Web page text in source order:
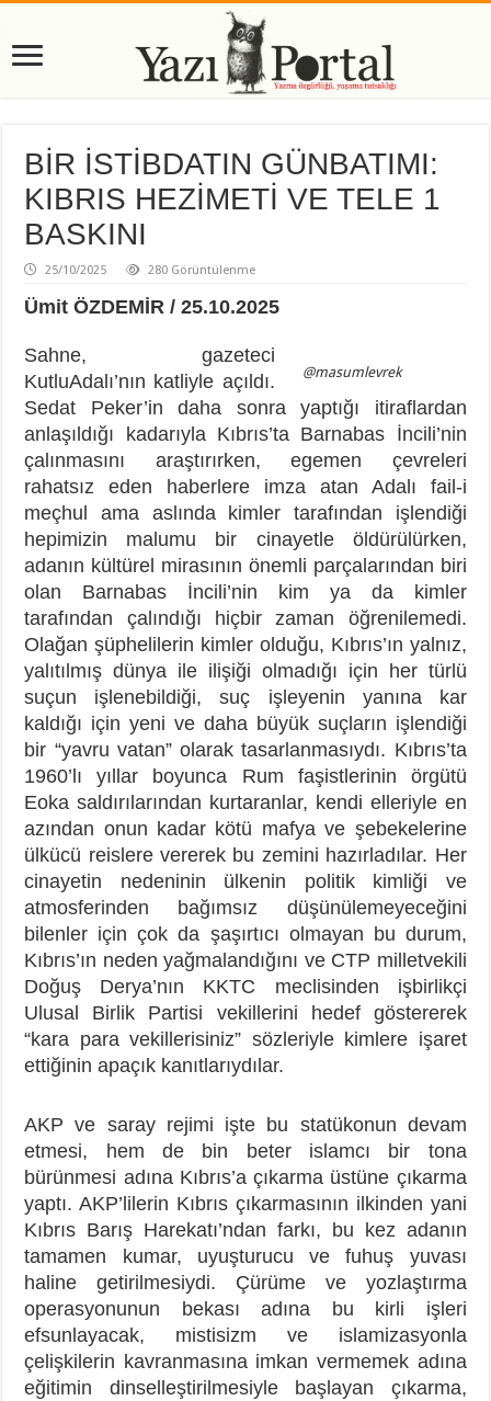
BİR İSTİBDATIN GÜNBATIMI:
KIBRIS HEZİMETİ VE TELE 1
BASKINI
25/10/2025 280 Görüntülenme
Ümit ÖZDEMİR / 25.10.2025
@masumlevrek
Sahne, gazeteci
KutluAdalı’nın katliyle açıldı.
Sedat Peker’in daha sonra yaptığı itiraflardan
anlaşıldığı kadarıyla Kıbrıs’ta Barnabas İncili’nin
çalınmasını araştırırken, egemen çevreleri
rahatsız eden haberlere imza atan Adalı fail-i
meçhul ama aslında kimler tarafından işlendiği
hepimizin malumu bir cinayetle öldürülürken,
adanın kültürel mirasının önemli parçalarından biri
olan Barnabas İncili’nin kim ya da kimler
tarafından çalındığı hiçbir zaman öğrenilemedi.
Olağan şüphelilerin kimler olduğu, Kıbrıs’ın yalnız,
yalıtılmış dünya ile ilişiği olmadığı için her türlü
suçun işlenebildiği, suç işleyenin yanına kar
kaldığı için yeni ve daha büyük suçların işlendiği
bir “yavru vatan” olarak tasarlanmasıydı. Kıbrıs’ta
1960’lı yıllar boyunca Rum faşistlerinin örgütü
Eoka saldırılarından kurtaranlar, kendi elleriyle en
azından onun kadar kötü mafya ve şebekelerine
ülkücü reislere vererek bu zemini hazırladılar. Her
cinayetin nedeninin ülkenin politik kimliği ve
atmosferinden bağımsız düşünülemeyeceğini
bilenler için çok da şaşırtıcı olmayan bu durum,
Kıbrıs’ın neden yağmalandığını ve CTP milletvekili
Doğuş Derya’nın KKTC meclisinden işbirlikçi
Ulusal Birlik Partisi vekillerini hedef göstererek
“kara para vekillerisiniz” sözleriyle kimlere işaret
ettiğinin apaçık kanıtlarıydılar.
AKP ve saray rejimi işte bu statükonun devam
etmesi, hem de bin beter islamcı bir tona
bürünmesi adına Kıbrıs’a çıkarma üstüne çıkarma
yaptı. AKP’lilerin Kıbrıs çıkarmasının ilkinden yani
Kıbrıs Barış Harekatı’ndan farkı, bu kez adanın
tamamen kumar, uyuşturucu ve fuhuş yuvası
haline getirilmesiydi. Çürüme ve yozlaştırma
operasyonunun bekası adına bu kirli işleri
efsunlayacak, mistisizm ve islamizasyonla
çelişkilerin kavranmasına imkan vermemek adına
eğitimin dinselleştirilmesiyle başlayan çıkarma,